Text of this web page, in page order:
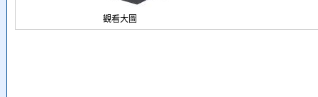
觀看大圖